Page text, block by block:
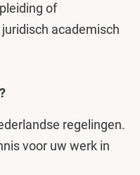
of
academisch
regelingen.
voor uw werk in